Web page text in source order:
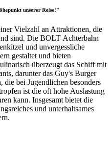
unserer Reise!"
Vielzahl an Attraktionen, die
sind. Die BOLT-Achterbahn
und unvergessliche
gestaltet und bieten
überzeugt das Schiff mit
darunter das Guy's Burger
die bei Jugendlichen besonders
ist die oft hohe Auslastung
kann. Insgesamt bietet die
und unterhaltsames